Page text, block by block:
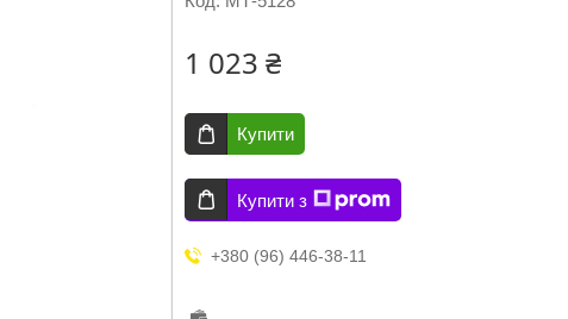
1 023 ₴
Купити
Купити з
+380 (96) 446-38-11